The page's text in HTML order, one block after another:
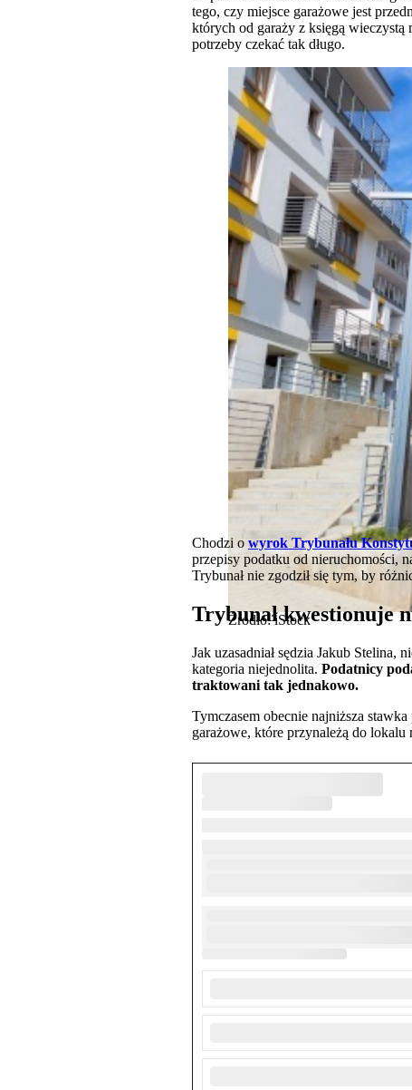
tego, czy miejsce garażowe jest
których od garaży z księgą wieczystą
potrzeby czekać tak długo.
Źródło: iStock
Chodzi o wyrok Trybunału
przepisy podatku od nieruchomości,
Trybunał nie zgodził się tym, by
Trybunał kwestionuje
Jak uzasadniał sędzia Jakub
kategoria niejednolita. Podatnicy
traktowani tak jednakowo.
Tymczasem obecnie najniższa
garażowe, które przynależą do lokalu